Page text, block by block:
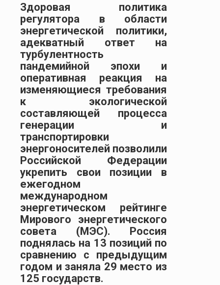
Здоровая политика
регулятора в области
энергетической политики,
адекватный ответ на
турбулентность
пандемийной эпохи и
оперативная реакция на
изменяющиеся требования
к экологической
составляющей процесса
генерации и
транспортировки
энергоносителей позволили
Российской Федерации
укрепить свои позиции в
ежегодном
международном
энергетическом рейтинге
Мирового энергетического
совета (МЭС). Россия
поднялась на 13 позиций по
сравнению с предыдущим
годом и заняла 29 место из
125 государств.